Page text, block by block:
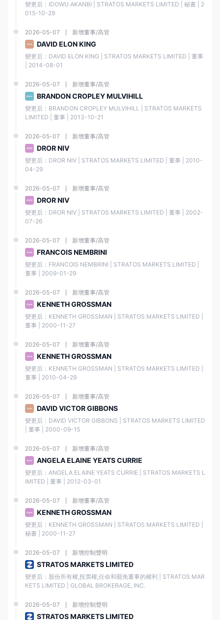
變更后：IDOWU AKANBI | STRATOS MARKETS LIMITED | 秘書 | 2
015-10-29
2026-05-07 新增董事/高管
DAVID ELON KING
變更后：DAVID ELON KING | STRATOS MARKETS LIMITED | 董事
| 2014-08-01
2026-05-07 新增董事/高管
BRANDON CROPLEY MULVIHILL
變更后：BRANDON CROPLEY MULVIHILL | STRATOS MARKETS
LIMITED | 董事 | 2013-10-21
2026-05-07 新增董事/高管
DROR NIV
變更后：DROR NIV | STRATOS MARKETS LIMITED | 董事 | 2010-
04-29
2026-05-07 新增董事/高管
DROR NIV
變更后：DROR NIV | STRATOS MARKETS LIMITED | 董事 | 2002-
07-26
2026-05-07 新增董事/高管
FRANCOIS NEMBRINI
變更后：FRANCOIS NEMBRINI | STRATOS MARKETS LIMITED |
董事 | 2009-01-29
2026-05-07 新增董事/高管
KENNETH GROSSMAN
變更后：KENNETH GROSSMAN | STRATOS MARKETS LIMITED |
董事 | 2000-11-27
2026-05-07 新增董事/高管
KENNETH GROSSMAN
變更后：KENNETH GROSSMAN | STRATOS MARKETS LIMITED |
董事 | 2010-04-29
2026-05-07 新增董事/高管
DAVID VICTOR GIBBONS
變更后：DAVID VICTOR GIBBONS | STRATOS MARKETS LIMITED
| 董事 | 2000-09-15
2026-05-07 新增董事/高管
ANGELA ELAINE YEATS CURRIE
變更后：ANGELA ELAINE YEATS CURRIE | STRATOS MARKETS L
IMITED | 董事 | 2012-03-01
2026-05-07 新增董事/高管
KENNETH GROSSMAN
變更后：KENNETH GROSSMAN | STRATOS MARKETS LIMITED |
秘書 | 2000-11-27
2026-05-07 新增控制聲明
STRATOS MARKETS LIMITED
變更后：股份所有權,投票權,任命和罷免董事的權利 | STRATOS MAR
KETS LIMITED | GLOBAL BROKERAGE, INC.
2026-05-07 新增控制聲明
STRATOS MARKETS LIMITED